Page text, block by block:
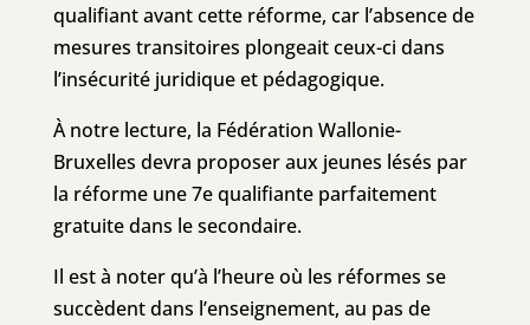
qualifiant avant cette réforme, car l’absence de
mesures transitoires plongeait ceux-ci dans
l’insécurité juridique et pédagogique.
À notre lecture, la Fédération Wallonie-
Bruxelles devra proposer aux jeunes lésés par
la réforme une 7e qualifiante parfaitement
gratuite dans le secondaire.
Il est à noter qu’à l’heure où les réformes se
succèdent dans l’enseignement, au pas de